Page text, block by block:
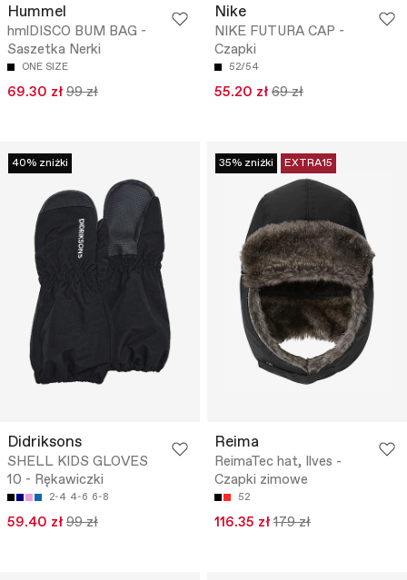
Hummel
hmlDISCO BUM BAG -
Saszetka Nerki
ONE SIZE
69.30 zł 99 zł
Nike
NIKE FUTURA CAP -
Czapki
52/54
55.20 zł 69 zł
40% zniżki
Didriksons
SHELL KIDS GLOVES
10 - Rękawiczki
2-4 4-6 6-8
59.40 zł 99 zł
35% zniżki EXTRA15
Reima
ReimaTec hat, Ilves -
Czapki zimowe
52
116.35 zł 179 zł